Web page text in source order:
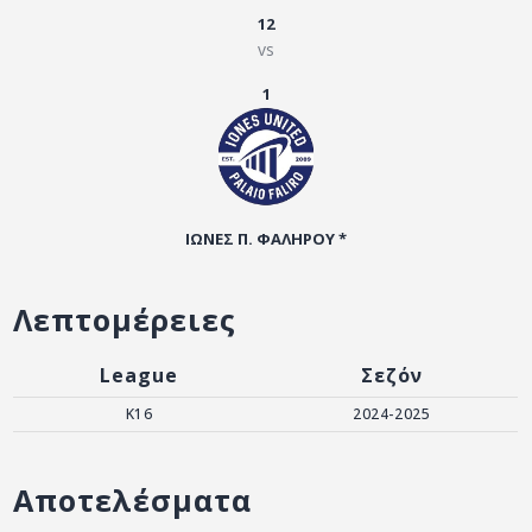
12
vs
1
ΙΩΝΕΣ Π. ΦΑΛΗΡΟΥ *
Λεπτομέρειες
League Σεζόν
K16 2024-2025
Αποτελέσματα